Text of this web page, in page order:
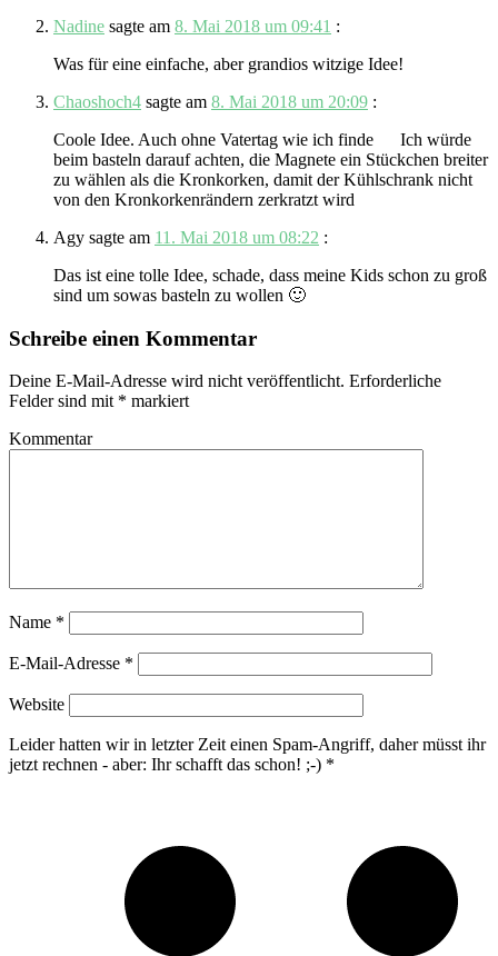
Nadine sagte am 8. Mai 2018 um 09:41 :
Was für eine einfache, aber grandios witzige Idee!
Chaoshoch4 sagte am 8. Mai 2018 um 20:09 :
Coole Idee. Auch ohne Vatertag wie ich finde Ich würde
beim basteln darauf achten, die Magnete ein Stückchen breiter
zu wählen als die Kronkorken, damit der Kühlschrank nicht
von den Kronkorkenrändern zerkratzt wird
Agy sagte am 11. Mai 2018 um 08:22 :
Das ist eine tolle Idee, schade, dass meine Kids schon zu groß
sind um sowas basteln zu wollen 🙂
Schreibe einen Kommentar
Deine E-Mail-Adresse wird nicht veröffentlicht. Erforderliche
Felder sind mit * markiert
Kommentar
Name *
E-Mail-Adresse *
Website
Leider hatten wir in letzter Zeit einen Spam-Angriff, daher müsst ihr
jetzt rechnen - aber: Ihr schafft das schon! ;-) *